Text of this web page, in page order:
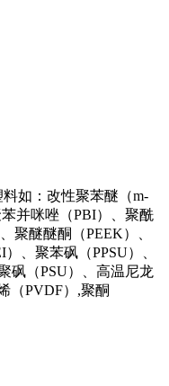
如：改性聚苯醚（m-
并咪唑（PBI）、聚酰
聚醚醚酮（PEEK）、
、聚苯砜（PPSU）、
砜（PSU）、高温尼龙
（PVDF）,聚酮